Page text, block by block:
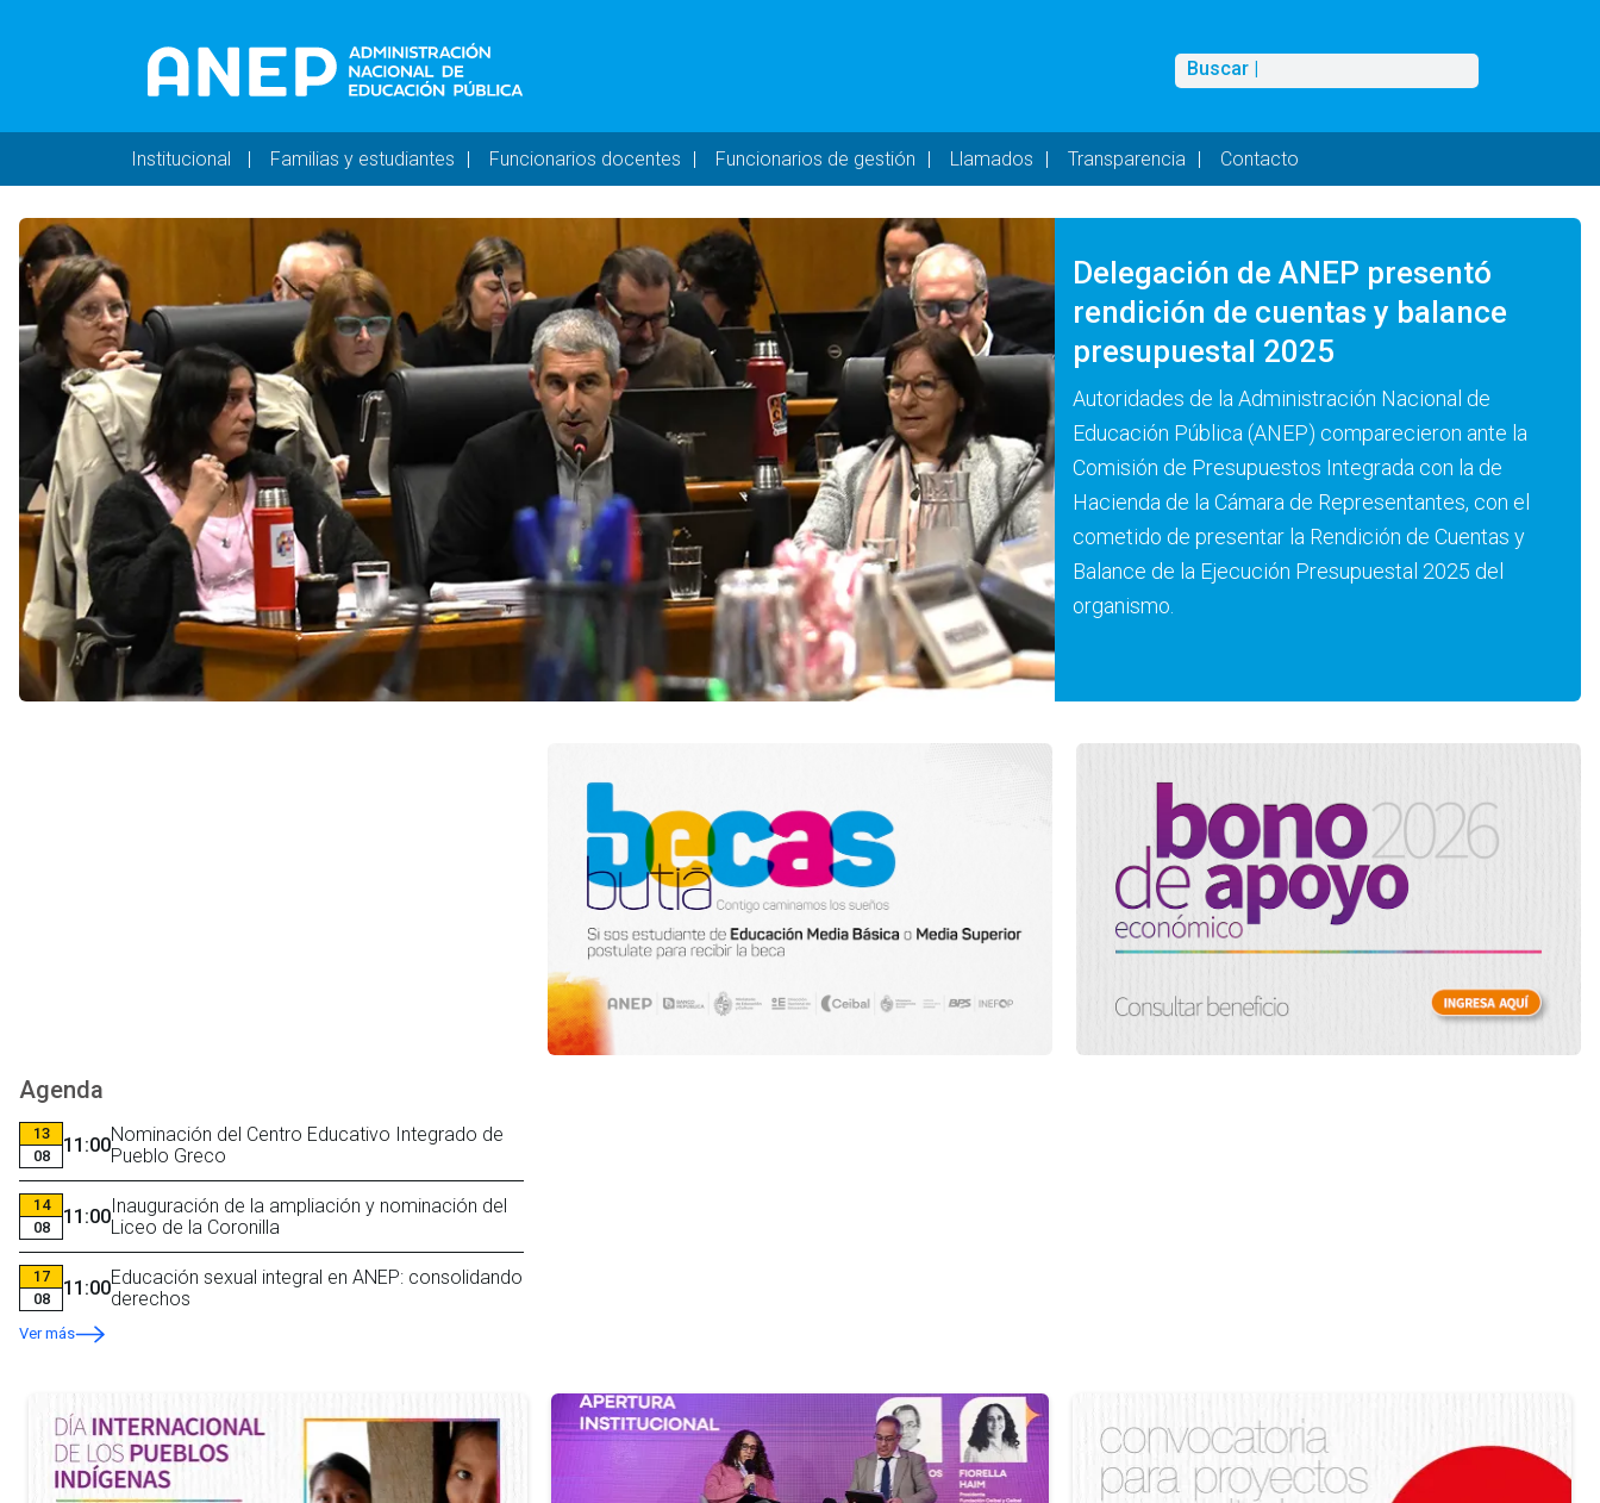
Buscar
Buscar |
Navegación principal - DESKTOP
Institucional Familias y estudiantes Funcionarios docentes Funcionarios de gestión Llamados Transparencia Contacto
Delegación de ANEP presentó
rendición de cuentas y balance
presupuestal 2025
Autoridades de la Administración Nacional de
Educación Pública (ANEP) comparecieron ante la
Comisión de Presupuestos Integrada con la de
Hacienda de la Cámara de Representantes, con el
cometido de presentar la Rendición de Cuentas y
Balance de la Ejecución Presupuestal 2025 del
organismo.
Agenda
13
08
11:00Nominación del Centro Educativo Integrado de
Pueblo Greco
14
08
11:00Inauguración de la ampliación y nominación del
Liceo de la Coronilla
17
08
11:00Educación sexual integral en ANEP: consolidando
derechos
Ver más